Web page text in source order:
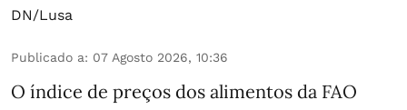
DN/Lusa
Publicado a: 07 Agosto 2026, 10:36
O índice de preços dos alimentos da FAO